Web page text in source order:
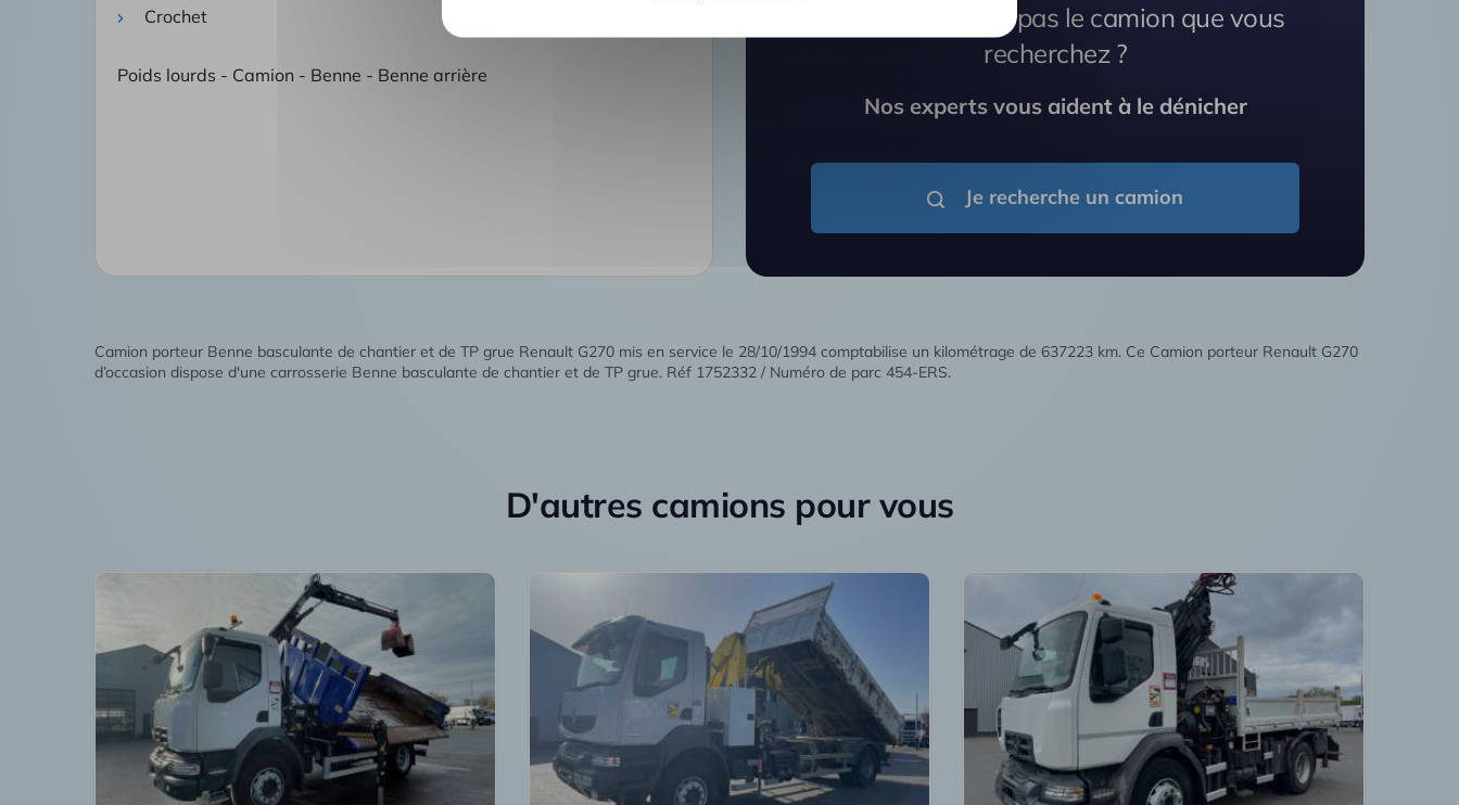
Crochet
Poids lourds - Camion - Benne - Benne arrière
Vous ne trouvez pas le camion que vous
recherchez ?
Nos experts vous aident à le dénicher
Je recherche un camion
Camion porteur Benne basculante de chantier et de TP grue Renault G270 mis en service le 28/10/1994 comptabilise un kilométrage de 637223 km. Ce Camion porteur Renault G270
d’occasion dispose d'une carrosserie Benne basculante de chantier et de TP grue. Réf 1752332 / Numéro de parc 454-ERS.
D'autres camions pour vous